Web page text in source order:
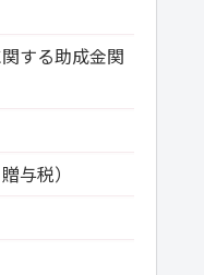
する助成金関
与税）